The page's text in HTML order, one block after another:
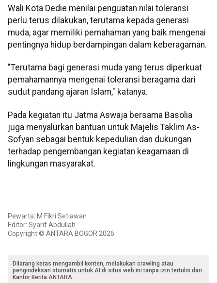
Wali Kota Dedie menilai penguatan nilai toleransi
perlu terus dilakukan, terutama kepada generasi
muda, agar memiliki pemahaman yang baik mengenai
pentingnya hidup berdampingan dalam keberagaman.
"Terutama bagi generasi muda yang terus diperkuat
pemahamannya mengenai toleransi beragama dari
sudut pandang ajaran Islam," katanya.
Pada kegiatan itu Jatma Aswaja bersama Basolia
juga menyalurkan bantuan untuk Majelis Taklim As-
Sofyan sebagai bentuk kepedulian dan dukungan
terhadap pengembangan kegiatan keagamaan di
lingkungan masyarakat.
Pewarta: M Fikri Setiawan
Editor: Syarif Abdullah
Copyright © ANTARA BOGOR 2026
Dilarang keras mengambil konten, melakukan crawling atau
pengindeksan otomatis untuk AI di situs web ini tanpa izin tertulis dari
Kantor Berita ANTARA.